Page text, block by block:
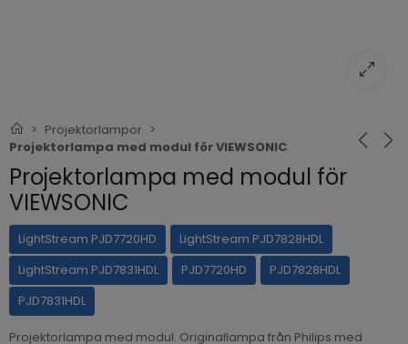
Projektorlampor
Projektorlampa med modul för VIEWSONIC
Projektorlampa med modul för
VIEWSONIC
LightStream PJD7720HD
LightStream PJD7828HDL
LightStream PJD7831HDL
PJD7720HD
PJD7828HDL
PJD7831HDL
Projektorlampa med modul. Originallampa från Philips med